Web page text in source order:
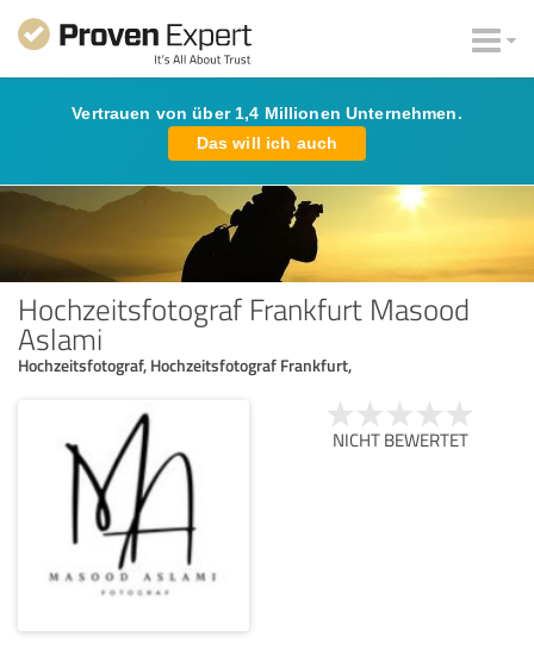
Vertrauen von über 1,4 Millionen Unternehmen.
Das will ich auch
Hochzeitsfotograf Frankfurt Masood
Aslami
Hochzeitsfotograf, Hochzeitsfotograf Frankfurt,
NICHT BEWERTET